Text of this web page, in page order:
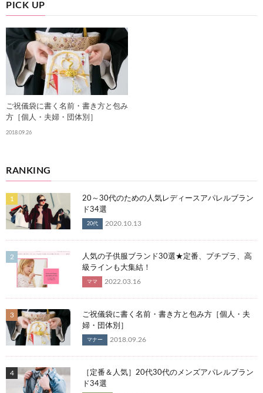
PICK UP
ご祝儀袋に書く名前・書き方と包み
方［個人・夫婦・団体別］
2018.09.26
RANKING
20～30代のための人気レディースアパレルブラン
ド34選
20代 2020.10.13
人気の子供服ブランド30選★定番、プチプラ、高
級ラインも大集結！
ママ 2022.03.16
ご祝儀袋に書く名前・書き方と包み方［個人・夫
婦・団体別］
マナー 2018.09.26
［定番＆人気］20代30代のメンズアパレルブラン
ド34選